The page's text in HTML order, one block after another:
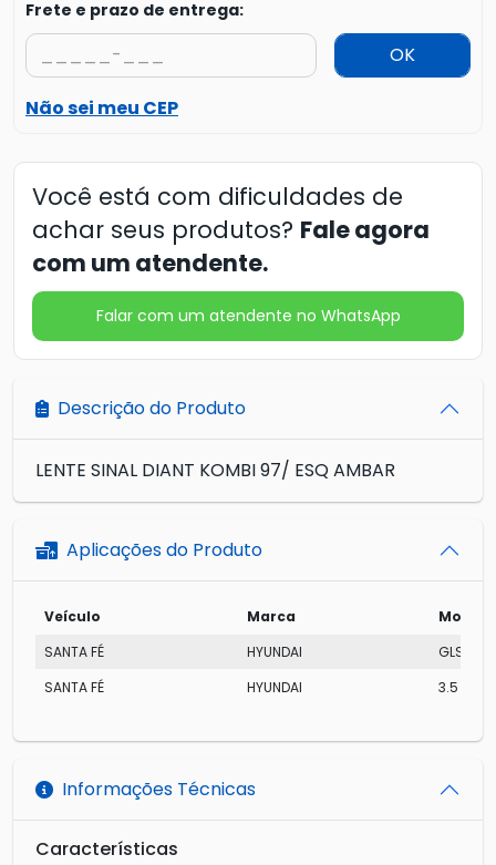
Frete e prazo de entrega:
OK
Não sei meu CEP
Você está com dificuldades de
achar seus produtos? Fale agora
com um atendente.
Falar com um atendente no WhatsApp
Descrição do Produto
LENTE SINAL DIANT KOMBI 97/ ESQ AMBAR
Aplicações do Produto
Veículo Marca
Modelo
SANTA FÉ
HYUNDAI
GLS V6
SANTA FÉ
HYUNDAI 3.5 4X4
Informações Técnicas
Características